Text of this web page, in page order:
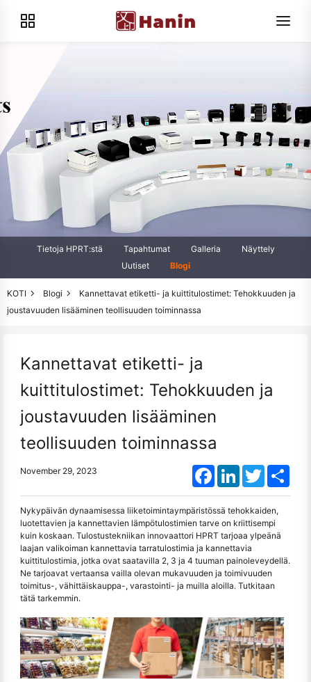
Tietoja HPRT:stä Tapahtumat Galleria
Näyttely
Uutiset
Blogi
KOTI Blogi
Kannettavat etiketti- ja kuittitulostimet: Tehokkuuden ja
joustavuuden lisääminen teollisuuden toiminnassa
Kannettavat etiketti- ja
kuittitulostimet: Tehokkuuden ja
joustavuuden lisääminen
teollisuuden toiminnassa
November 29, 2023 FacebookLinkedInTwitter
Nykypäivän dynaamisessa liiketoimintaympäristössä tehokkaiden,
luotettavien ja kannettavien lämpötulostimien tarve on kriittisempi
kuin koskaan. Tulostustekniikan innovaattori HPRT tarjoaa ylpeänä
laajan valikoiman kannettavia tarratulostimia ja kannettavia
kuittitulostimia, jotka ovat saatavilla 2, 3 ja 4 tuuman painoleveydellä.
Ne tarjoavat vertaansa vailla olevan mukavuuden ja toimivuuden
toimitus-, vähittäiskauppa-, varastointi- ja muilla aloilla. Tutkitaan
tätä tarkemmin.